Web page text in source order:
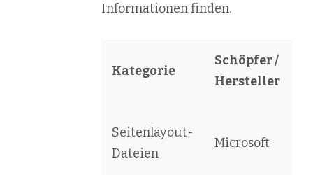
Informationen finden.
Kategorie
Schöpfer /
Hersteller
Seitenlayout-
Dateien
Microsoft